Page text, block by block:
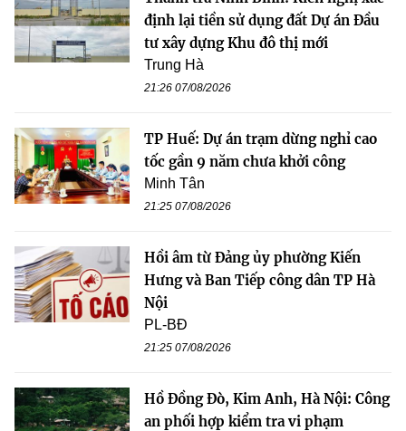
định lại tiền sử dụng đất Dự án Đầu
tư xây dựng Khu đô thị mới
Trung Hà
21:26 07/08/2026
TP Huế: Dự án trạm dừng nghỉ cao
tốc gần 9 năm chưa khởi công
Minh Tân
21:25 07/08/2026
Hồi âm từ Đảng ủy phường Kiến
Hưng và Ban Tiếp công dân TP Hà
Nội
PL-BĐ
21:25 07/08/2026
Hồ Đồng Đò, Kim Anh, Hà Nội: Công
an phối hợp kiểm tra vi phạm